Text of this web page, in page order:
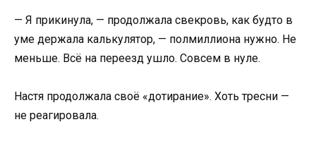
— Я прикинула, — продолжала свекровь, как будто в
уме держала калькулятор, — полмиллиона нужно. Не
меньше. Всё на переезд ушло. Совсем в нуле.
Настя продолжала своё «дотирание». Хоть тресни —
не реагировала.